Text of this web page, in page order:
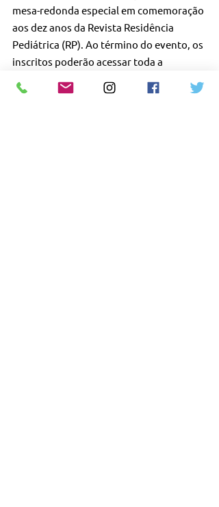
mesa-redonda especial em comemoração
aos dez anos da Revista Residência
Pediátrica (RP). Ao término do evento, os
inscritos poderão acessar toda a
debatidos. O acervo de aulas ficará